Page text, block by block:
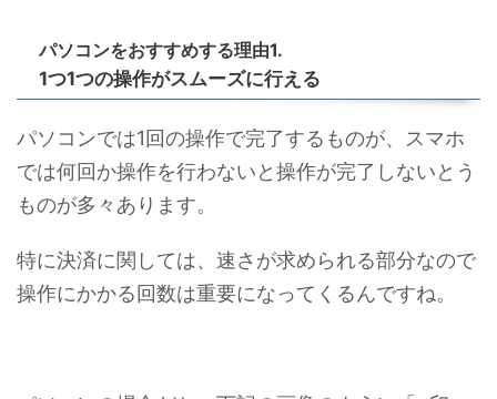
パソコンをおすすめする理由1.
1つ1つの操作がスムーズに行える
パソコンでは1回の操作で完了するものが、スマホ
では何回か操作を行わないと操作が完了しないとう
ものが多々あります。
特に決済に関しては、速さが求められる部分なので
操作にかかる回数は重要になってくるんですね。